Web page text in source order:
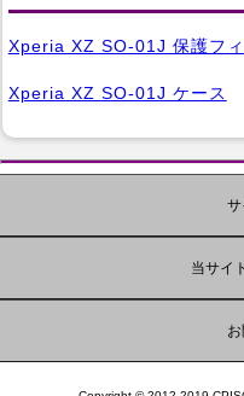
Xperia XZ SO-01J 保護フ
Xperia XZ SO-01J ケース
当サイ